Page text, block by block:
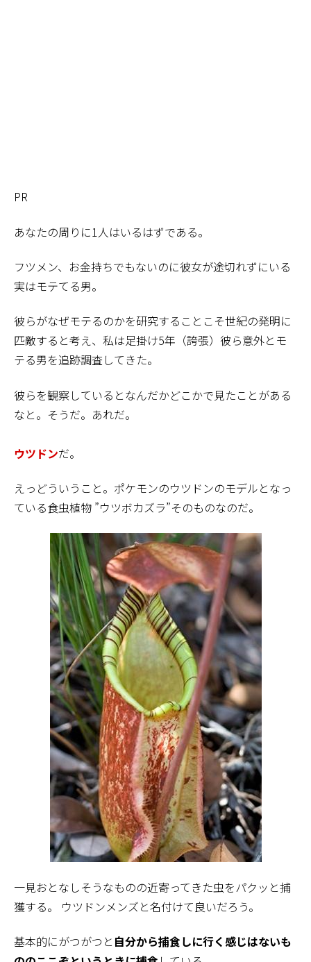
PR
あなたの周りに1人はいるはずである。
フツメン、お金持ちでもないのに彼女が途切れずにいる
実はモテてる男。
彼らがなぜモテるのかを研究することこそ世紀の発明に
匹敵すると考え、私は足掛け5年（誇張）彼ら意外とモ
テる男を追跡調査してきた。
彼らを観察しているとなんだかどこかで見たことがある
なと。そうだ。あれだ。
ウツドンだ。
えっどういうこと。ポケモンのウツドンのモデルとなっ
ている食虫植物 ”ウツボカズラ”そのものなのだ。
一見おとなしそうなものの近寄ってきた虫をパクッと捕
獲する。 ウツドンメンズと名付けて良いだろう。
基本的にがつがつと自分から捕食しに行く感じはないも